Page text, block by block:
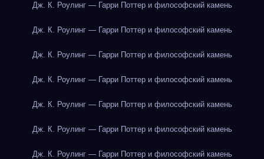
Дж. К. Роулинг — Гарри Поттер и философский камень
Дж. К. Роулинг — Гарри Поттер и философский камень
Дж. К. Роулинг — Гарри Поттер и философский камень
Дж. К. Роулинг — Гарри Поттер и философский камень
Дж. К. Роулинг — Гарри Поттер и философский камень
Дж. К. Роулинг — Гарри Поттер и философский камень
Дж. К. Роулинг — Гарри Поттер и философский камень